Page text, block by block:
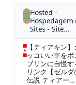
Hosted -
Hospedagem
Sites - Site...
【ティアキン】
ッコいい車をボ
ブリンに自慢す
リンク【ゼルダ
伝説 ティアー...